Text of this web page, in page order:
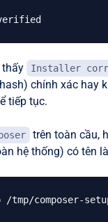
thấy Installer
chính xác hay
tiếp tục.
trên toàn cầu,
hệ thống) có tên là
/tmp/composer-